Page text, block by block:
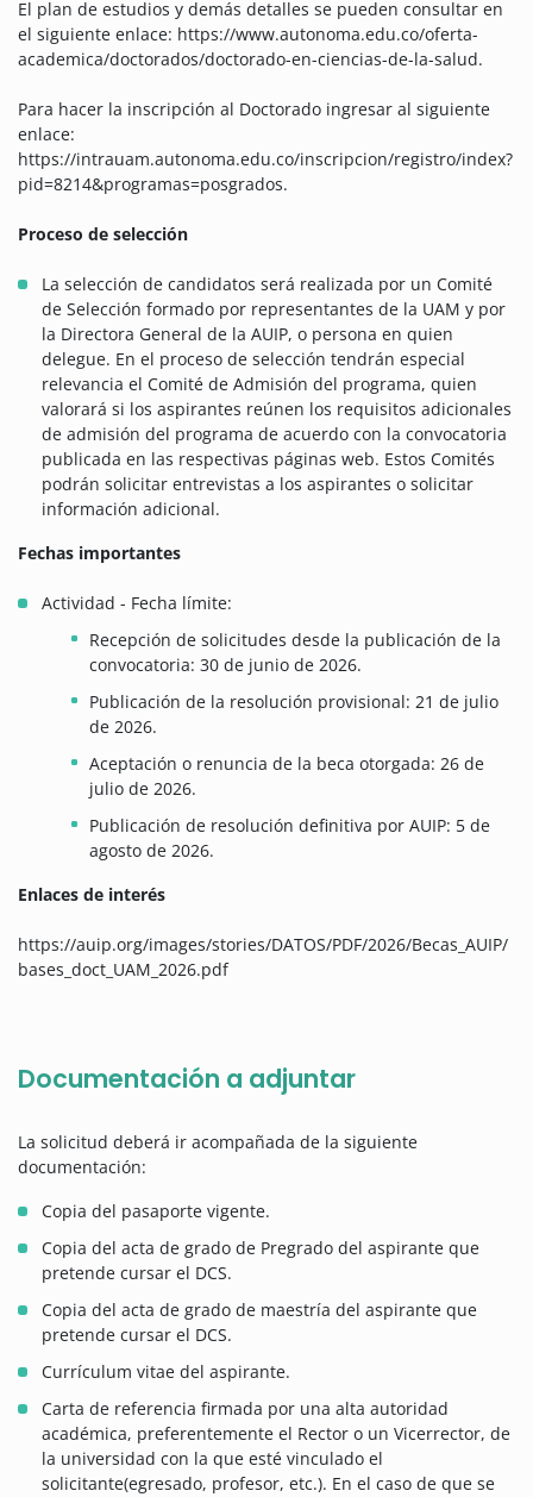
El plan de estudios y demás detalles se pueden consultar en
el siguiente enlace: https://www.autonoma.edu.co/oferta-
academica/doctorados/doctorado-en-ciencias-de-la-salud.
Para hacer la inscripción al Doctorado ingresar al siguiente
enlace:
https://intrauam.autonoma.edu.co/inscripcion/registro/index?
pid=8214&programas=posgrados.
Proceso de selección
La selección de candidatos será realizada por un Comité
de Selección formado por representantes de la UAM y por
la Directora General de la AUIP, o persona en quien
delegue. En el proceso de selección tendrán especial
relevancia el Comité de Admisión del programa, quien
valorará si los aspirantes reúnen los requisitos adicionales
de admisión del programa de acuerdo con la convocatoria
publicada en las respectivas páginas web. Estos Comités
podrán solicitar entrevistas a los aspirantes o solicitar
información adicional.
Fechas importantes
Actividad - Fecha límite:
Recepción de solicitudes desde la publicación de la
convocatoria: 30 de junio de 2026.
Publicación de la resolución provisional: 21 de julio
de 2026.
Aceptación o renuncia de la beca otorgada: 26 de
julio de 2026.
Publicación de resolución definitiva por AUIP: 5 de
agosto de 2026.
Enlaces de interés
https://auip.org/images/stories/DATOS/PDF/2026/Becas_AUIP/
bases_doct_UAM_2026.pdf
Documentación a adjuntar
La solicitud deberá ir acompañada de la siguiente
documentación:
Copia del pasaporte vigente.
Copia del acta de grado de Pregrado del aspirante que
pretende cursar el DCS.
Copia del acta de grado de maestría del aspirante que
pretende cursar el DCS.
Currículum vitae del aspirante.
Carta de referencia firmada por una alta autoridad
académica, preferentemente el Rector o un Vicerrector, de
la universidad con la que esté vinculado el
solicitante(egresado, profesor, etc.). En el caso de que se